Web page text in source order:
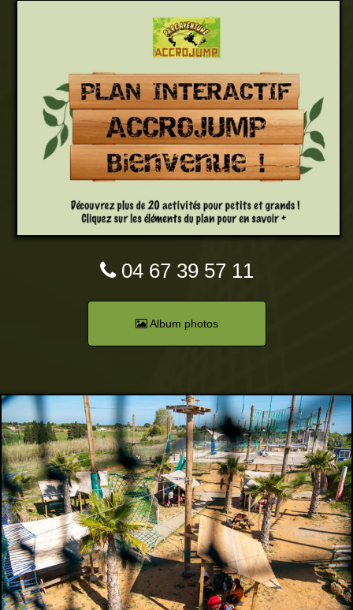
04 67 39 57 11
Album photos